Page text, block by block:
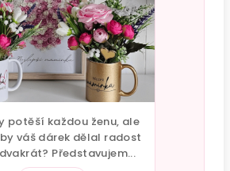
potěší každou ženu, ale
váš dárek dělal radost
Představujem...